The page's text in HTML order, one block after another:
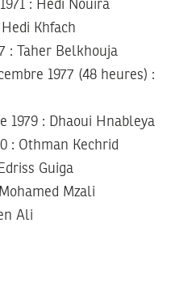
: Hedi Nouira
Khfach
: Taher Belkhouja
1977 (48 heures) :
1979 : Dhaoui Hnableya
: Othman Kechrid
Guiga
Mzali
Ali